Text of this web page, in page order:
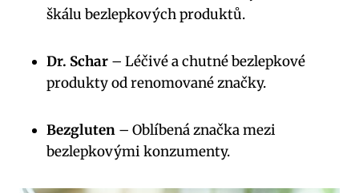
škálu bezlepkových produktů.
Dr. Schar – Léčivé a chutné bezlepkové
produkty od renomované značky.
Bezgluten – Oblíbená značka mezi
bezlepkovými konzumenty.